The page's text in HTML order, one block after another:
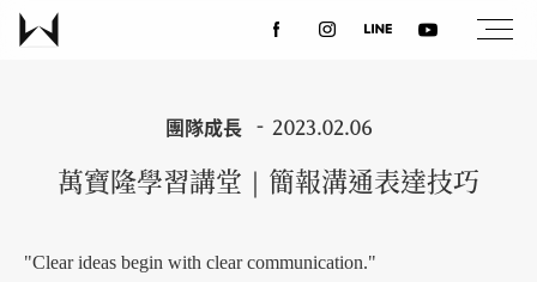
最新消息
設計案例
團隊成長 2023.02.06
萬寶隆學習講堂｜簡報溝通表達技巧
"Clear ideas begin with clear communication."